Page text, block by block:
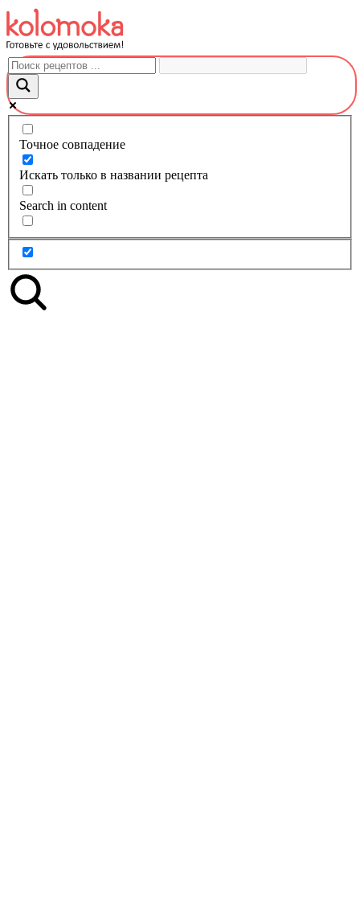
Перейти
к
контенту
Точное совпадение
Искать только в названии рецепта
Search in content